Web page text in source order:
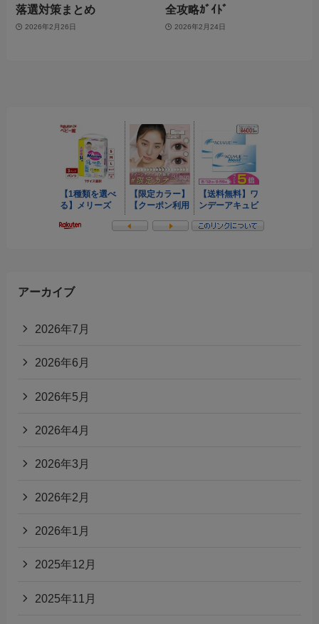
落選対策まとめ
2026年2月26日
全攻略ｶﾞｲﾄﾞ
2026年2月24日
アーカイブ
2026年7月
2026年6月
2026年5月
2026年4月
2026年3月
2026年2月
2026年1月
2025年12月
2025年11月